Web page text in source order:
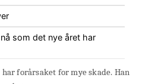
som det nye året har
har forårsaket for mye skade. Han